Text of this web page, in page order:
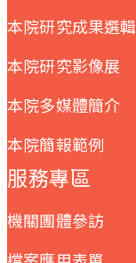
本院研究成果選輯
本院研究影像展
本院多媒體簡介
本院簡報範例
服務專區
機關團體參訪